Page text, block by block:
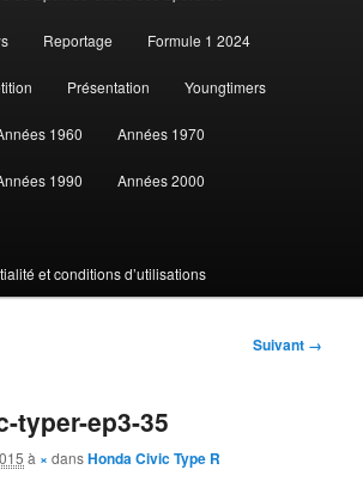
Reportage Formule 1 2024
Présentation Youngtimers
1960 Années 1970
1990 Années 2000
et conditions d’utilisations
Navigation
Suivant →
typer-ep3-35
à ×dansHonda Civic Type R